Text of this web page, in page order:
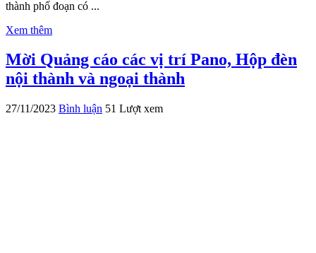
thành phố đoạn có ...
Xem thêm
Mời Quảng cáo các vị trí Pano, Hộp đèn
nội thành và ngoại thành
27/11/2023 Bình luận 51 Lượt xem